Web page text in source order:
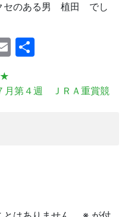
セのある男 植田 でし
Email
★
第４週 ＪＲＡ重賞競